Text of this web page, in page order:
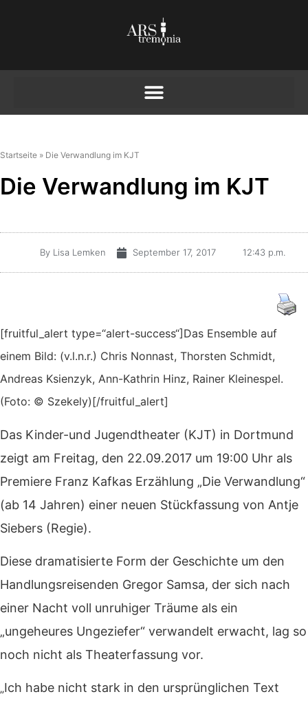
Startseite » Die Verwandlung im KJT
Die Verwandlung im KJT
ByLisa Lemken September 17, 2017 12:43 p.m.
[fruitful_alert type=“alert-success“]Das Ensemble auf
einem Bild: (v.l.n.r.) Chris Nonnast, Thorsten Schmidt,
Andreas Ksienzyk, Ann-Kathrin Hinz, Rainer Kleinespel.
(Foto: © Szekely)[/fruitful_alert]
Das Kinder-und Jugendtheater (KJT) in Dortmund
zeigt am Freitag, den 22.09.2017 um 19:00 Uhr als
Premiere Franz Kafkas Erzählung „Die Verwandlung“
(ab 14 Jahren) einer neuen Stückfassung von Antje
Siebers (Regie).
Diese dramatisierte Form der Geschichte um den
Handlungsreisenden Gregor Samsa, der sich nach
einer Nacht voll unruhiger Träume als ein
„ungeheures Ungeziefer“ verwandelt erwacht, lag so
noch nicht als Theaterfassung vor.
„Ich habe nicht stark in den ursprünglichen Text